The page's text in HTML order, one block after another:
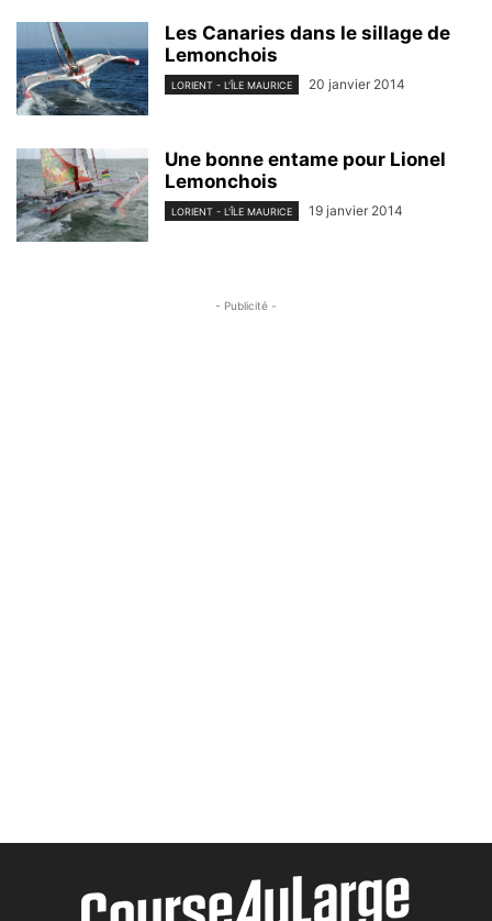
Les Canaries dans le sillage de
Lemonchois
LORIENT - L'ÎLE MAURICE 20 janvier 2014
Une bonne entame pour Lionel
Lemonchois
LORIENT - L'ÎLE MAURICE 19 janvier 2014
- Publicité -